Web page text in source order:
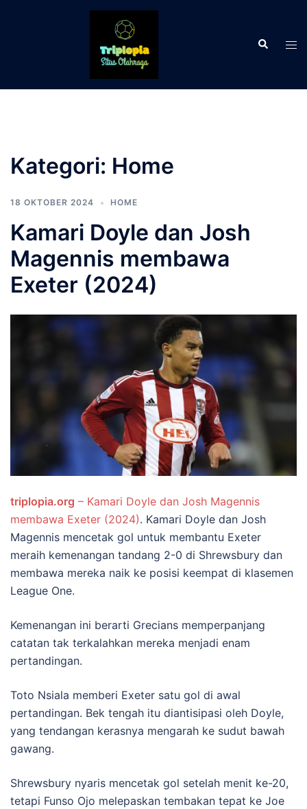
Cari
Kategori: Home
18 OKTOBER 2024 HOME
Kamari Doyle dan Josh
Magennis membawa
Exeter (2024)
triplopia.org – Kamari Doyle dan Josh Magennis
membawa Exeter (2024). Kamari Doyle dan Josh
Magennis mencetak gol untuk membantu Exeter
meraih kemenangan tandang 2-0 di Shrewsbury dan
membawa mereka naik ke posisi keempat di klasemen
League One.
Kemenangan ini berarti Grecians memperpanjang
catatan tak terkalahkan mereka menjadi enam
pertandingan.
Toto Nsiala memberi Exeter satu gol di awal
pertandingan. Bek tengah itu diantisipasi oleh Doyle,
yang tendangan kerasnya mengarah ke sudut bawah
gawang.
Shrewsbury nyaris mencetak gol setelah menit ke-20,
tetapi Funso Ojo melepaskan tembakan tepat ke Joe